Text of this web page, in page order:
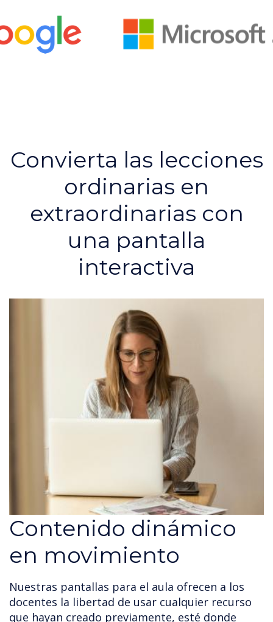
Convierta las lecciones
ordinarias en
extraordinarias con
una pantalla
interactiva
Contenido dinámico
en movimiento
Nuestras pantallas para el aula ofrecen a los
docentes la libertad de usar cualquier recurso
que hayan creado previamente, esté donde